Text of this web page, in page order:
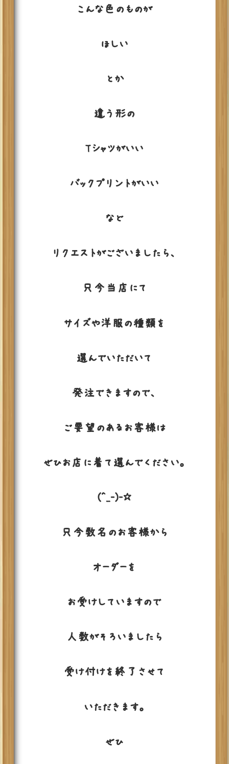
こんな色のものが
ほしい
とか
違う形の
Tシャツがいい
バックプリントがいい
など
リクエストがございましたら、
只今当店にて
サイズや洋服の種類を
選んでいただいて
発注できますので、
ご要望のあるお客様は
ぜひお店に着て選んでください。
(^_-)-☆
只今数名のお客様から
オーダーを
お受けしていますので
人数がそろいましたら
受け付けを終了させて
いただきます。
ぜひ